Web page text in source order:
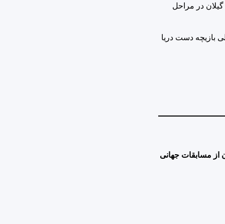
در مراحل
بازیچه دست دریا
مسابقات جهانی